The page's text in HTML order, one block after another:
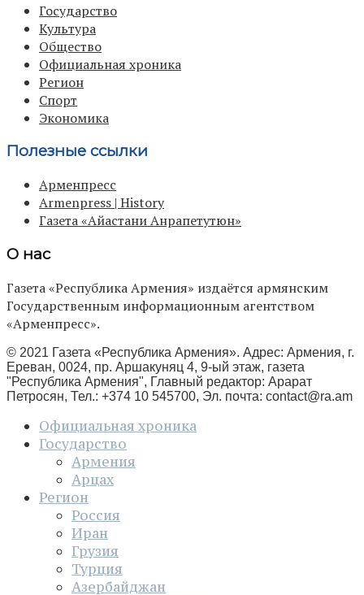
Государство
Культура
Общество
Официальная хроника
Регион
Спорт
Экономика
Полезные ссылки
Арменпресс
Armenpress | History
Газета «Айастани Анрапетутюн»
О нас
Газета «Республика Армения» издаётся армянским
Государственным информационным агентством
«Арменпресс».
© 2021 Газета «Республика Армения». Адрес: Армения, г.
Ереван, 0024, пр. Аршакуняц 4, 9-ый этаж, газета
"Республика Армения", Главный редактор: Арарат
Петросян, Тел.: +374 10 545700, Эл. почта: contact@ra.am
Официальная хроника
Государство
Армения
Арцах
Регион
Россия
Иран
Грузия
Турция
Азербайджан